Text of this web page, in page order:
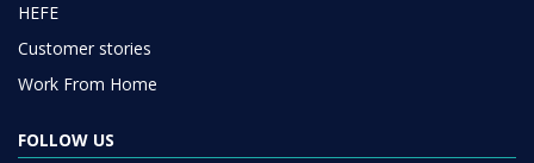
HEFE
Customer stories
Work From Home
FOLLOW US